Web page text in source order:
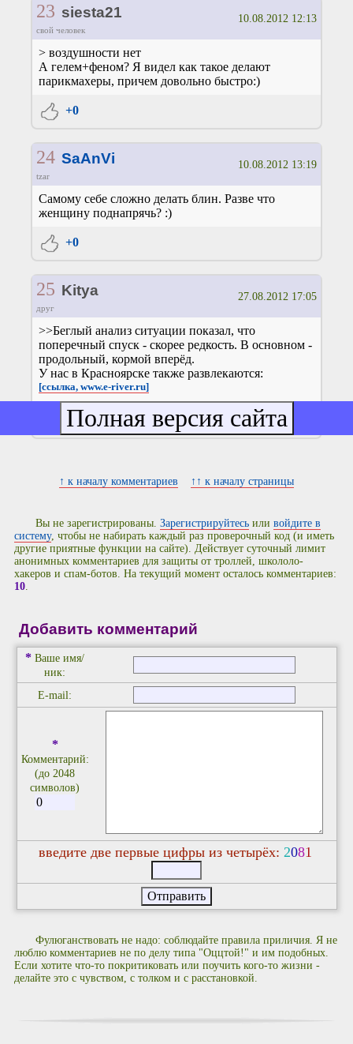
23 siesta21
свой человек
10.08.2012 12:13
> воздушности нет
А гелем+феном? Я видел как такое делают
парикмахеры, причем довольно быстро:)
+0
24 SaAnVi
tzar
10.08.2012 13:19
Самому себе сложно делать блин. Разве что
женщину поднапрячь? :)
+0
25 Kitya
друг
27.08.2012 17:05
>>Беглый анализ ситуации показал, что
поперечный спуск - скорее редкость. В основном -
продольный, кормой вперёд.
У нас в Красноярске также развлекаются:
[ссылка, www.e-river.ru]
↑ к началу комментариев ↑↑ к началу страницы
Вы не зарегистрированы.Зарегистрируйтесь иливойдите в
систему, чтобы не набирать каждый раз проверочный код (и иметь
другие приятные функции на сайте). Действует суточный лимит
анонимных комментариев для защиты от троллей, школоло-
хакеров и спам-ботов. На текущий момент осталось комментариев:
10.
Добавить комментарий
* Ваше имя/
ник:
E-mail:
*
Комментарий:
(до 2048
символов)
введите две первые цифры из четырёх: 2081
Фулюганствовать не надо: соблюдайте правила приличия. Я не
люблю комментариев не по делу типа "Оццтой!" и им подобных.
Если хотите что-то покритиковать или поучить кого-то жизни -
делайте это с чувством, с толком и с расстановкой.